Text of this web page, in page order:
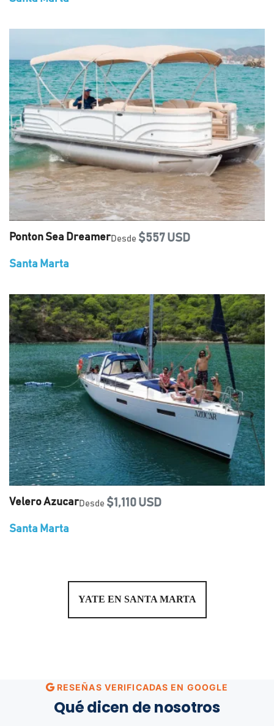
Ponton Sea DreamerDesde $557 USD
Santa Marta
Velero AzucarDesde $1,110 USD
Santa Marta
YATE EN SANTA MARTA
RESEÑAS VERIFICADAS EN GOOGLE
Qué dicen de nosotros